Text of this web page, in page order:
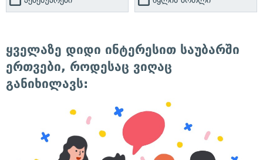
ყველაზე დიდი ინტერესით საუბარში
ერთვები, როდესაც ვიღაც
განიხილავს: